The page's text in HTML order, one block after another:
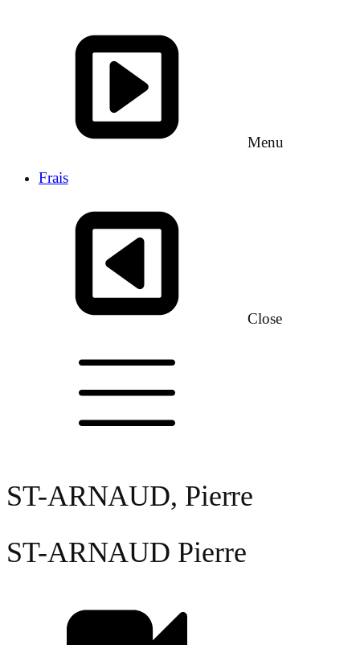
Menu
Frais
Close
ST-ARNAUD, Pierre
ST-ARNAUD Pierre